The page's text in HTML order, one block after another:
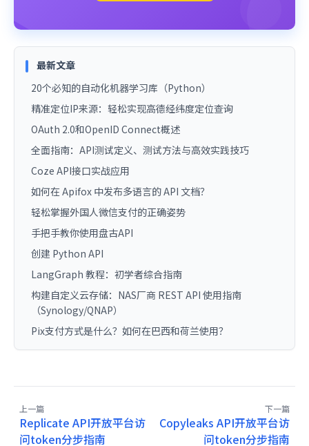
最新文章
20个必知的自动化机器学习库（Python）
精准定位IP来源：轻松实现高德经纬度定位查询
OAuth 2.0和OpenID Connect概述
全面指南：API测试定义、测试方法与高效实践技巧
Coze API接口实战应用
如何在 Apifox 中发布多语言的 API 文档？
轻松掌握外国人微信支付的正确姿势
手把手教你使用盘古API
创建 Python API
LangGraph 教程：初学者综合指南
构建自定义云存储：NAS厂商 REST API 使用指南
（Synology/QNAP）
Pix支付方式是什么？如何在巴西和荷兰使用？
上一篇
Replicate API开放平台访
问token分步指南
下一篇
Copyleaks API开放平台访
问token分步指南